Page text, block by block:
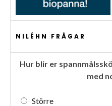
NILÉHN FRÅGAR
Hur blir er
med
Större